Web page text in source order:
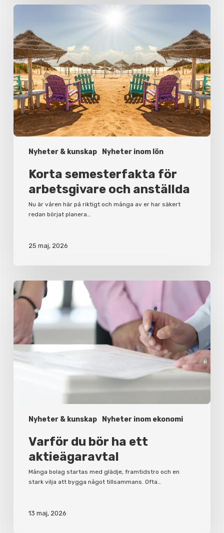
Nyheter & kunskap Nyheter inom lön
Korta
arbetsgivare
och
anställda
Korta semesterfakta för
arbetsgivare och anställda
Nu är våren här på riktigt och många av er har säkert
redan börjat planera…
25 maj, 2026
Nyheter & kunskap Nyheter inom ekonomi
Varför
du
ett
aktieägaravtal
Varför du bör ha ett
aktieägaravtal
Många bolag startas med glädje, framtidstro och en
stark vilja att bygga något tillsammans. Ofta…
13 maj, 2026